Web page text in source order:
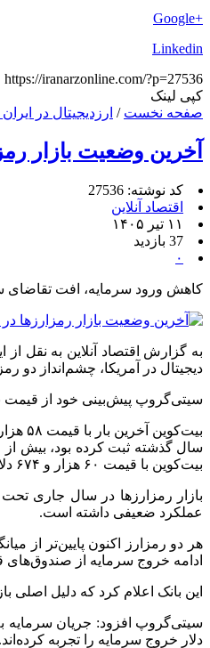
+Google
Linkedin
https://iranarzonline.com/?p=27536
کپی لینک
صفحه نخست / ارزدیجیتال در
آخرین وضعیت بازار
کد نوشته: 27536
اقتصاد آنلاین
۱۱ تیر ۱۴۰۵
37 بازدید
۰
کاهش ورود سرمایه، افت تقاضای
دیجیتال در آمریکا، چشم‌انداز
سیتی‌گروپ پیش‌بینی خود از قیمت بیت‌کوین در ۱۲ ماه آینده را از ۱۱۲ هزار دلار به ۸۲ هزار دلار کاهش و همچنین، برآورد خود از قیمت
بیت‌کوین با قیمت ۶۰ هزار و ۶۷۴ دلار و ۹۸ سنت معامله می‌شود.
عملکرد ضعیفی داشته است.
هر دو رمزارز اکنون پایین‌تر از
ادامه خروج سرمایه از صندوق‌های قابل
این بانک اعلام کرد که دلیل اصلی بازنگری در
دلار خروج سرمایه را تجربه کرده‌اند.